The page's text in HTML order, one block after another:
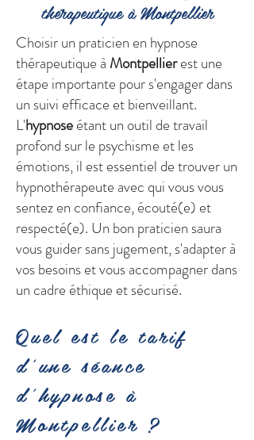
thérapeutique à Montpellier
Choisir un praticien en hypnose
thérapeutique à Montpellierest une
étape importante pour s'engager dans
un suivi efficace et bienveillant.
L'hypnoseétant un outil de travail
profond sur le psychisme et les
émotions, il est essentiel de trouver un
hypnothérapeute avec qui vous vous
sentez en confiance, écouté(e) et
respecté(e). Un bon praticien saura
vous guider sans jugement, s'adapter à
vos besoins et vous accompagner dans
un cadre éthique et sécurisé.
Quel est le tarif
d'une séance
d'hypnose à
Montpellier ?